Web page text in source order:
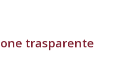
trasparente